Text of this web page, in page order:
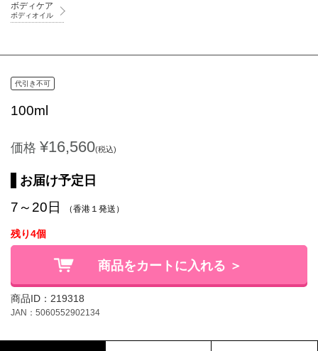
ボディケア
ボディオイル
代引き不可
100ml
価格 ¥16,560(税込)
お届け予定日
7～20日 （香港１発送）
残り4個
商品をカートに入れる ＞
商品ID：219318
JAN：5060552902134